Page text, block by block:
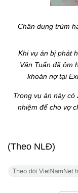
Chân dung trùm
Khi vụ án bị phát
Văn Tuấn đã ôm
khoản nợ tại
Trong vụ án này
nhiệm để cho vợ
(Theo NLĐ)